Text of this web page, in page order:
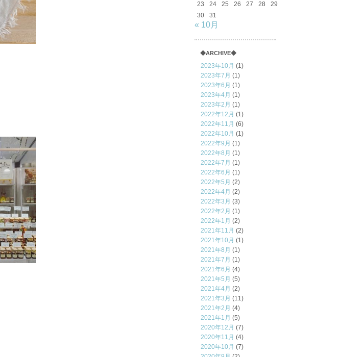
23
24 25 26 27 28
29
30
31
« 10月
◆ARCHIVE◆
2023年10月 (1)
2023年7月 (1)
2023年6月 (1)
2023年4月 (1)
2023年2月 (1)
2022年12月 (1)
2022年11月 (6)
2022年10月 (1)
2022年9月 (1)
2022年8月 (1)
2022年7月 (1)
2022年6月 (1)
2022年5月 (2)
2022年4月 (2)
2022年3月 (3)
2022年2月 (1)
2022年1月 (2)
2021年11月 (2)
2021年10月 (1)
2021年8月 (1)
2021年7月 (1)
2021年6月 (4)
2021年5月 (5)
2021年4月 (2)
2021年3月 (11)
2021年2月 (4)
2021年1月 (5)
2020年12月 (7)
2020年11月 (4)
2020年10月 (7)